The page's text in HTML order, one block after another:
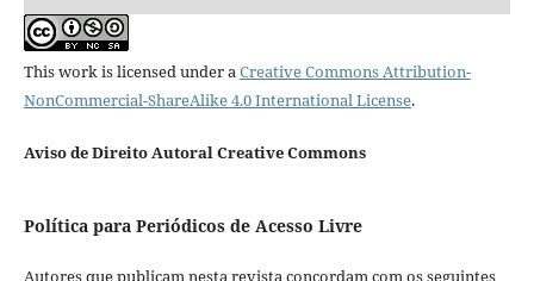
This work is licensed under aCreative Commons Attribution-
NonCommercial-ShareAlike 4.0 International License.
Aviso de Direito Autoral Creative Commons
Política para Periódicos de Acesso Livre
Autores que publicam nesta revista concordam com os seguintes